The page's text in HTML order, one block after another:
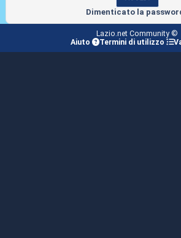
Dimenticato la
Lazio.net Community ©
Aiuto
Termini di utilizzo